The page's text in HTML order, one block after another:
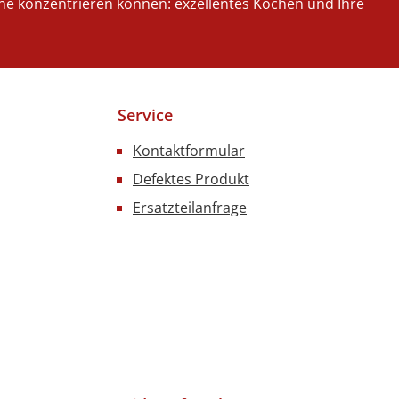
Service
Kontaktformular
Defektes Produkt
Ersatzteilanfrage